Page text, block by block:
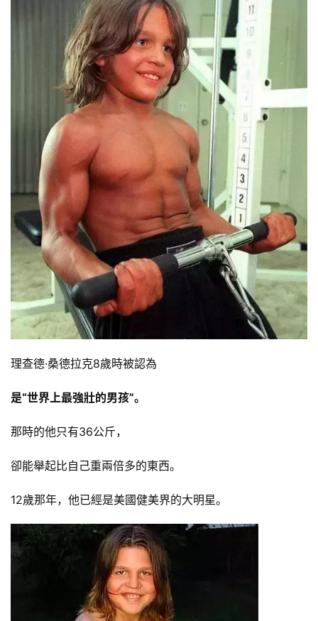
理查德·桑德拉克8歲時被認為
是“世界上最強壯的男孩”。
那時的他只有36公斤，
卻能舉起比自己重兩倍多的東西。
12歲那年，他已經是美國健美界的大明星。